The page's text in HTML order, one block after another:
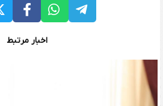
اخبار مرتبط